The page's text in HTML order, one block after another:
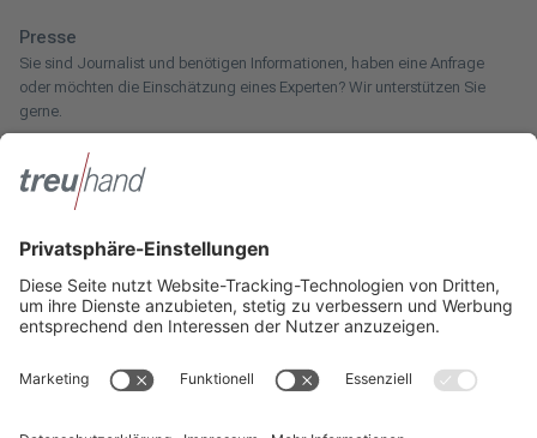
Presse
Sie sind Journalist und benötigen Informationen, haben eine Anfrage
oder möchten die Einschätzung eines Experten? Wir unterstützen Sie
gerne.
Zum Pressebereich
Innotax
forstwirtschaftlichen Betrieb oder kommen aus dem Handwerk und
suchen einen Steuerberater? Bei der Innotax bieten wir Ihnen individuelle
Beratung für jede Lebensphase.
Die Innotax kennenlernen
Social Media